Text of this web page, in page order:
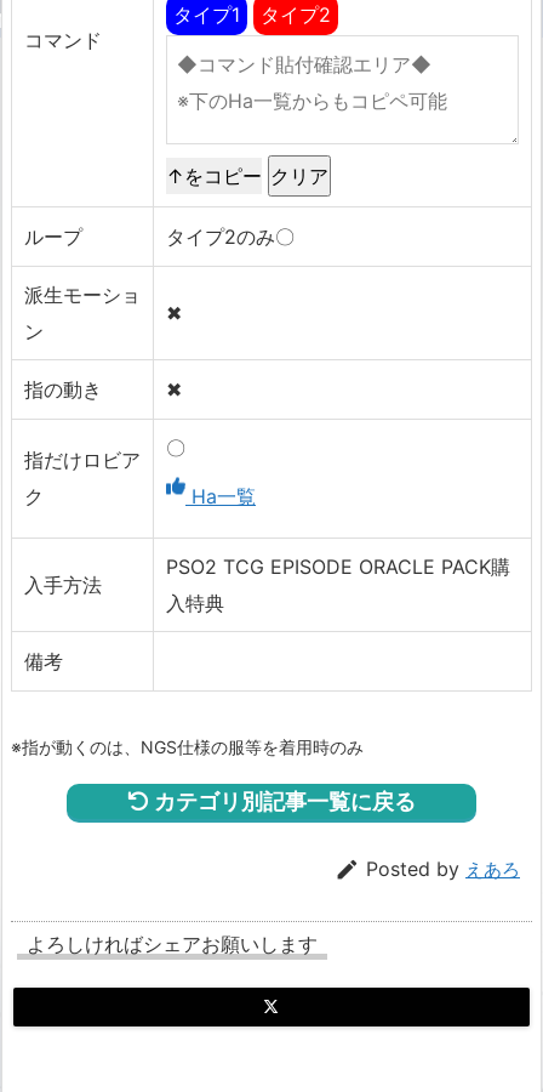
コマンド
タイプ1
タイプ2
↑をコピー
ループ タイプ2のみ〇
派生モーショ
ン
✖
指の動き ✖
指だけロビア
ク
〇
Ha一覧
入手方法
PSO2 TCG EPISODE ORACLE PACK購
入特典
備考
※指が動くのは、NGS仕様の服等を着用時のみ
カテゴリ別記事一覧に戻る
 Posted by えあろ
よろしければシェアお願いします